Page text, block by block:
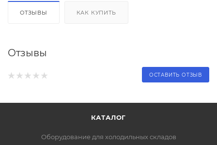
ОТЗЫВЫ КАК КУПИТЬ
Отзывы
ОСТАВИТЬ ОТЗЫВ
КАТАЛОГ
Оборудование для холодильных складов